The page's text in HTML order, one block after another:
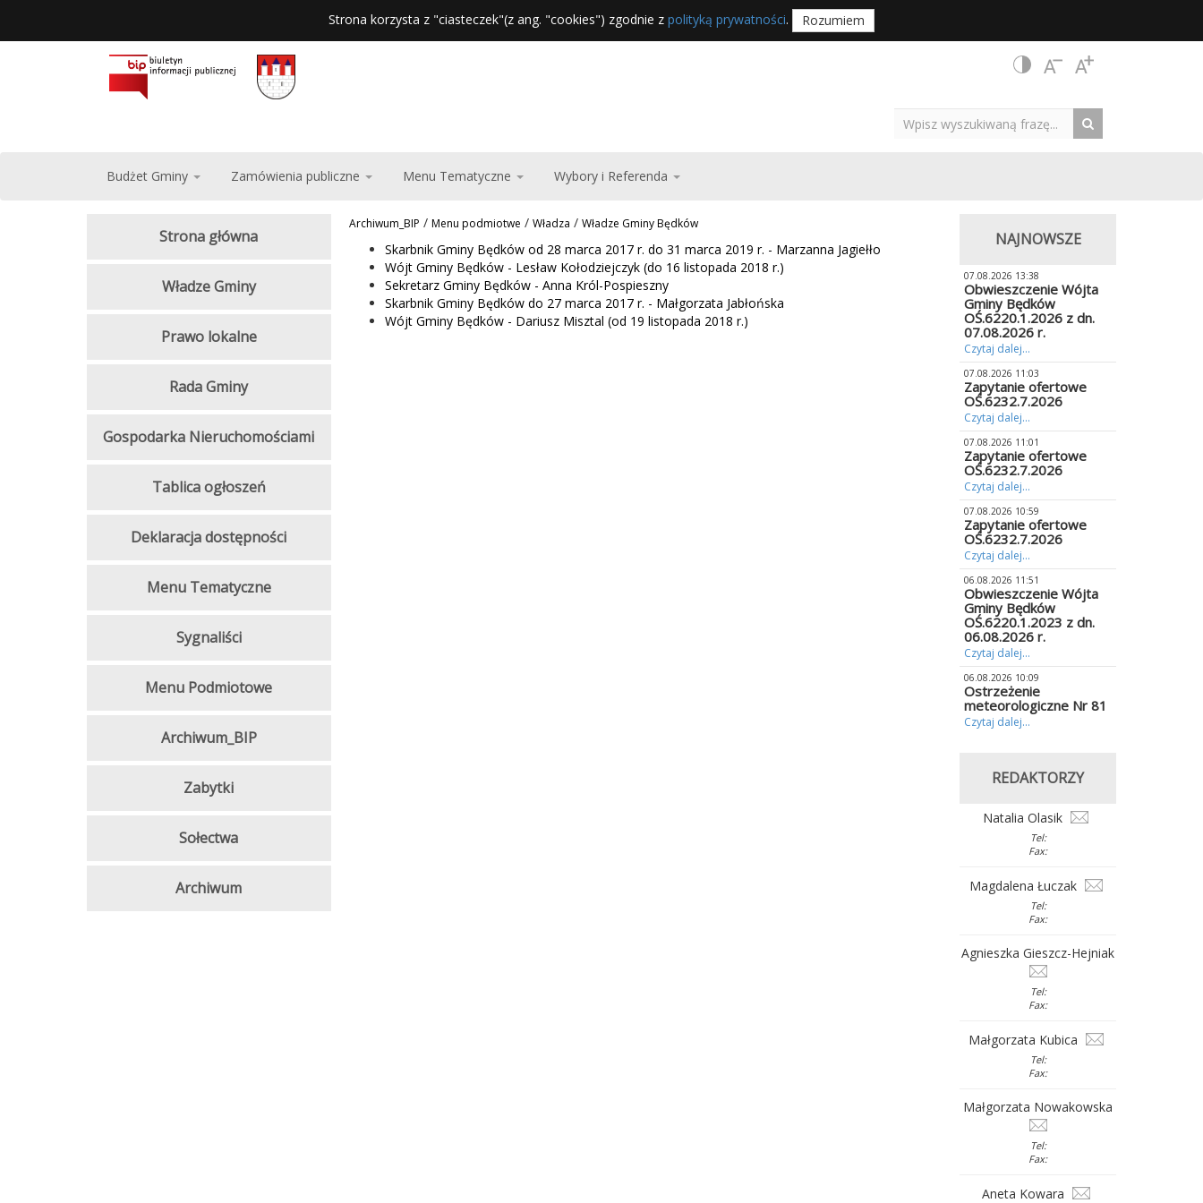
Strona korzysta z "ciasteczek"(z ang. "cookies") zgodnie z polityką prywatności. Rozumiem
Budżet Gminy Zamówienia publiczne Menu Tematyczne Wybory i Referenda
Archiwum_BIP / Menu podmiotwe / Władza / Władze Gminy Będków
Skarbnik Gminy Będków od 28 marca 2017 r. do 31 marca 2019 r. - Marzanna Jagiełło
Wójt Gminy Będków - Lesław Kołodziejczyk (do 16 listopada 2018 r.)
Sekretarz Gminy Będków - Anna Król-Pospieszny
Skarbnik Gminy Będków do 27 marca 2017 r. - Małgorzata Jabłońska
Wójt Gminy Będków - Dariusz Misztal (od 19 listopada 2018 r.)
Strona główna
Władze Gminy
Prawo lokalne
Rada Gminy
Gospodarka Nieruchomościami
Tablica ogłoszeń
Deklaracja dostępności
Menu Tematyczne
Sygnaliści
Menu Podmiotowe
Archiwum_BIP
Zabytki
Sołectwa
Archiwum
NAJNOWSZE
07.08.2026 13:38
Obwieszczenie Wójta
Gminy Będków
OŚ.6220.1.2026 z dn.
07.08.2026 r.
Czytaj dalej...
07.08.2026 11:03
Zapytanie ofertowe
OŚ.6232.7.2026
Czytaj dalej...
07.08.2026 11:01
Zapytanie ofertowe
OŚ.6232.7.2026
Czytaj dalej...
07.08.2026 10:59
Zapytanie ofertowe
OŚ.6232.7.2026
Czytaj dalej...
06.08.2026 11:51
Obwieszczenie Wójta
Gminy Będków
OŚ.6220.1.2023 z dn.
06.08.2026 r.
Czytaj dalej...
06.08.2026 10:09
Ostrzeżenie
meteorologiczne Nr 81
Czytaj dalej...
REDAKTORZY
Natalia Olasik
Tel:
Fax:
Magdalena Łuczak
Tel:
Fax:
Agnieszka Gieszcz-Hejniak
Tel:
Fax:
Małgorzata Kubica
Tel:
Fax:
Małgorzata Nowakowska
Tel:
Fax:
Aneta Kowara